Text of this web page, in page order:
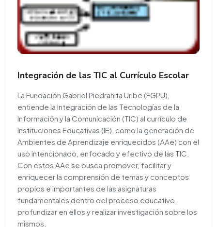
Integración de las TIC al Currículo Escolar
La Fundación Gabriel Piedrahita Uribe (FGPU),
entiende la Integración de las Tecnologías de la
Información y la Comunicación (TIC) al currículo de
Instituciones Educativas (IE), como la generación de
Ambientes de Aprendizaje enriquecidos (AAe) con el
uso intencionado, enfocado y efectivo de las TIC.
Con estos AAe se busca promover, facilitar y
enriquecer la comprensión de temas y conceptos
propios e importantes de las asignaturas
fundamentales dentro del proceso educativo,
profundizar en ellos y realizar investigación sobre los
mismos.